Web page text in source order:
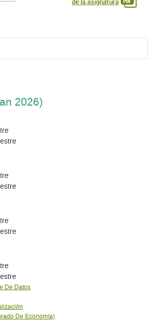
2026)
De Datos
De Economí­a)